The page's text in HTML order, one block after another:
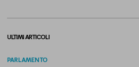
ULTIMI ARTICOLI
PARLAMENTO